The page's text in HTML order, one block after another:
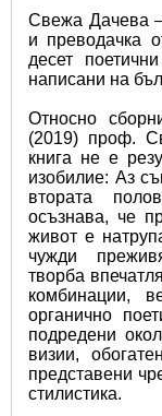
Свежа Дачева
и преводачка
десет
написани на
Относно
(2019) проф.
книга не е
изобилие: Аз
втората
осъзнава, че
живот е
чужди
творба
комбинации,
органично
подредени
визии,
представени
стилистика.